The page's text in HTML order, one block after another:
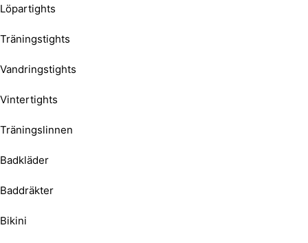
Löpartights
Träningstights
Vandringstights
Vintertights
Träningslinnen
Badkläder
Baddräkter
Bikini